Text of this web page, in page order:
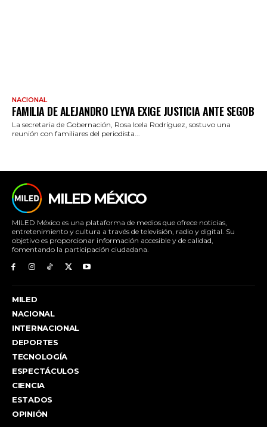
NACIONAL
FAMILIA DE ALEJANDRO LEYVA EXIGE JUSTICIA ANTE SEGOB
La secretaria de Gobernación, Rosa Icela Rodríguez, sostuvo una
reunión con familiares del periodista...
MILED MÉXICO
MILED México es una plataforma de medios que ofrece noticias,
entretenimiento y cultura a través de televisión, radio y digital. Su
objetivo es proporcionar información accesible y de calidad,
fomentando la participación ciudadana.
MILED
NACIONAL
INTERNACIONAL
DEPORTES
TECNOLOGÍA
ESPECTÁCULOS
CIENCIA
ESTADOS
OPINIÓN